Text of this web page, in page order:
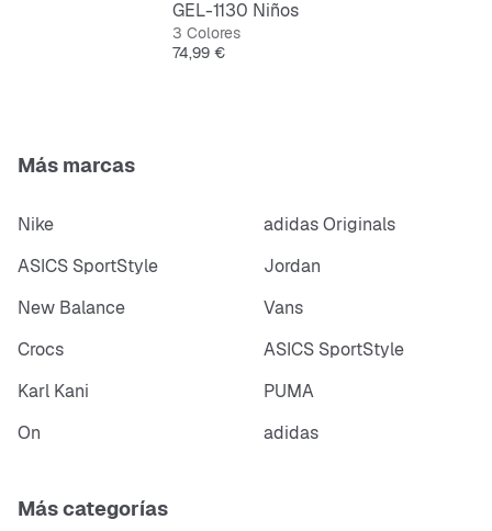
GEL-1130 Niños
3 Colores
Precio
74,99 €
Más marcas
Nike
adidas Originals
ASICS SportStyle
Jordan
New Balance
Vans
Crocs
ASICS SportStyle
Karl Kani
PUMA
On
adidas
Más categorías